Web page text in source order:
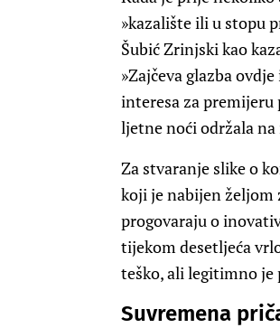
»kazalište ili u stopu
Šubić Zrinjski kao
»Zajčeva glazba
interesa za premijeru
ljetne noći održala
Za stvaranje slike o
koji je nabijen željom
progovaraju o
tijekom desetljeća
teško, ali legitimno je
Suvremena